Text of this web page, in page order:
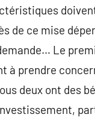
de ce mise
Le
prendre
deux ont des